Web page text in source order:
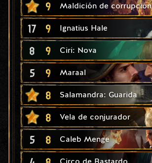
9 Maldición de corrupción
17 9 Ignatius Hale
8 9 Ciri: Nova
5 9 Maraal
8 Salamandra: Guarida
8 Vela de conjurador
5 8 Caleb Menge